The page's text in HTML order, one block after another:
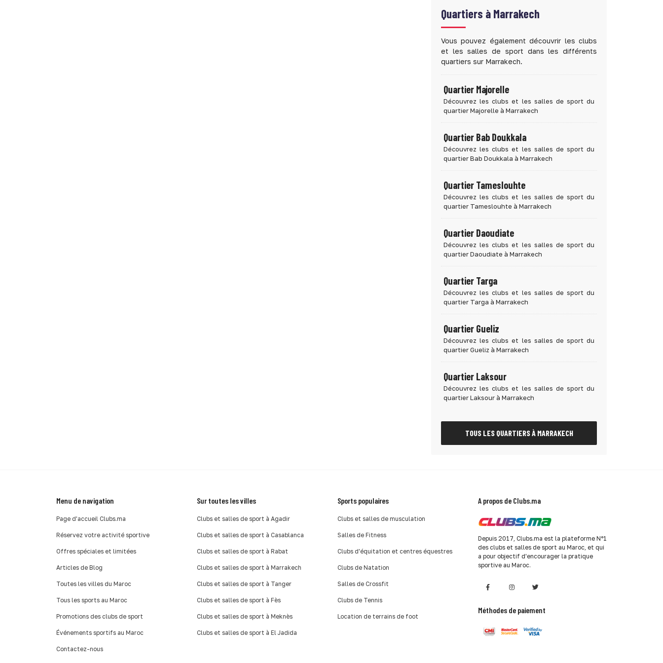
Quartiers à Marrakech
Vous pouvez également découvrir les clubs
et les salles de sport dans les différents
quartiers sur Marrakech.
Quartier Majorelle
Découvrez les clubs et les salles de sport du
quartier Majorelle à Marrakech
Quartier Bab Doukkala
Découvrez les clubs et les salles de sport du
quartier Bab Doukkala à Marrakech
Quartier Tameslouhte
Découvrez les clubs et les salles de sport du
quartier Tameslouhte à Marrakech
Quartier Daoudiate
Découvrez les clubs et les salles de sport du
quartier Daoudiate à Marrakech
Quartier Targa
Découvrez les clubs et les salles de sport du
quartier Targa à Marrakech
Quartier Gueliz
Découvrez les clubs et les salles de sport du
quartier Gueliz à Marrakech
Quartier Laksour
Découvrez les clubs et les salles de sport du
quartier Laksour à Marrakech
TOUS LES QUARTIERS À MARRAKECH
Menu de navigation
Page d'accueil Clubs.ma
Réservez votre activité sportive
Offres spéciales et limitées
Articles de Blog
Toutes les villes du Maroc
Tous les sports au Maroc
Promotions des clubs de sport
Événements sportifs au Maroc
Contactez-nous
Sur toutes les villes
Clubs et salles de sport à Agadir
Clubs et salles de sport à Casablanca
Clubs et salles de sport à Rabat
Clubs et salles de sport à Marrakech
Clubs et salles de sport à Tanger
Clubs et salles de sport à Fès
Clubs et salles de sport à Meknès
Clubs et salles de sport à El Jadida
Sports populaires
Clubs et salles de musculation
Salles de Fitness
Clubs d'équitation et centres équestres
Clubs de Natation
Salles de Crossfit
Clubs de Tennis
Location de terrains de foot
A propos de Clubs.ma
Depuis 2017, Clubs.ma est la plateforme N°1
des clubs et salles de sport au Maroc, et qui
a pour objectif d'encourager la pratique
sportive au Maroc.
Méthodes de paiement